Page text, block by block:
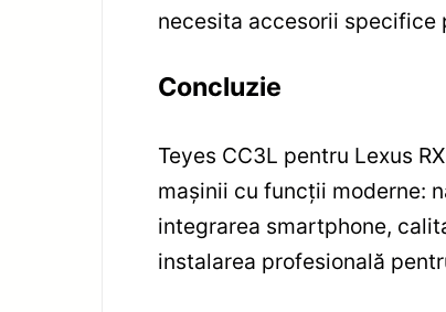
necesita accesorii specifice
Concluzie
Teyes CC3L pentru Lexus
mașinii cu funcții moderne:
integrarea smartphone,
instalarea profesională